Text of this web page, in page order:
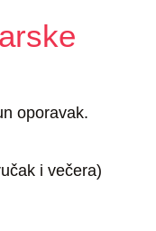
oporavak.
i večera)